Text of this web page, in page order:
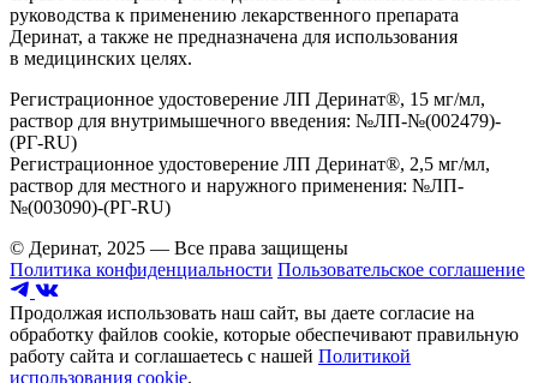
руководства к применению лекарственного препарата
Деринат, а также не предназначена для использования
в медицинских целях.
Регистрационное удостоверение ЛП Деринат®, 15 мг/мл,
раствор для внутримышечного введения: №ЛП-№(002479)-
(РГ-RU)
Регистрационное удостоверение ЛП Деринат®, 2,5 мг/мл,
раствор для местного и наружного применения: №ЛП-
№(003090)-(РГ-RU)
© Деринат, 2025 — Все права защищены
Политика конфиденциальности Пользовательское соглашение
Продолжая использовать наш сайт, вы даете согласие на
обработку файлов cookie, которые обеспечивают правильную
работу сайта и соглашаетесь с нашей Политикой
использования cookie.